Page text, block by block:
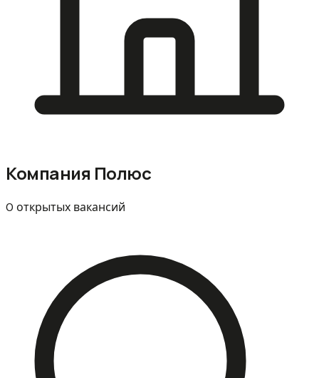
Компания Полюс
0 открытых вакансий